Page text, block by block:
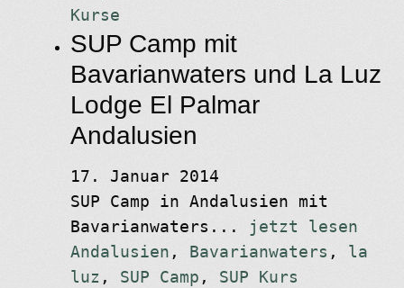
Kurse
SUP Camp mit
Bavarianwaters und La Luz
Lodge El Palmar
Andalusien
17. Januar 2014
SUP Camp in Andalusien mit
Bavarianwaters...
jetzt lesen
Andalusien , Bavarianwaters , la
luz , SUP Camp , SUP Kurs